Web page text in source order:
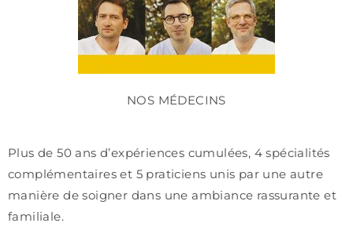
NOS MÉDECINS
Plus de 50 ans d’expériences cumulées, 4 spécialités
complémentaires et 5 praticiens unis par une autre
manière de soigner dans une ambiance rassurante et
familiale.